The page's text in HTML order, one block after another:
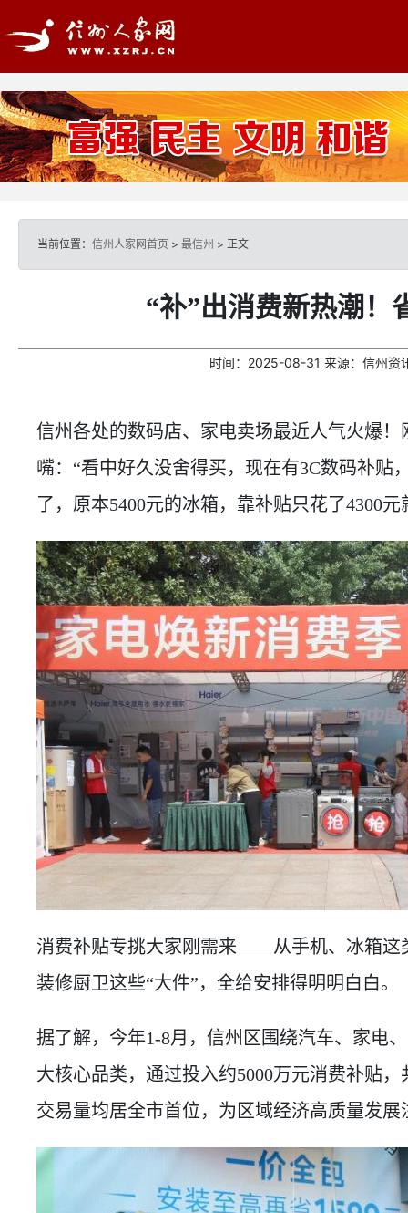
当前位置： 信州人家网首页 > 最信州 > 正文
“补”出消费新热潮！
时间： 2025-08-31 来源： 信州资
信州各处的数码店、家电卖场最近人气火爆
嘴：“看中好久没舍得买，现在有3C数码补贴
了，原本5400元的冰箱，靠补贴只花了4300
消费补贴专挑大家刚需来——从手机、冰箱这
装修厨卫这些“大件”，全给安排得明明白白。
据了解，今年1-8月，信州区围绕汽车、家电
大核心品类，通过投入约5000万元消费补贴
交易量均居全市首位，为区域经济高质量发展